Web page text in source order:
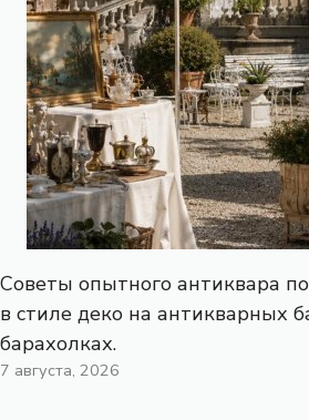
Советы опытного антиквара
в стиле деко на антикварных
барахолках.
7 августа, 2026